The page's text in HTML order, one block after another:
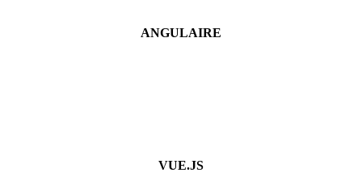
ANGULAIRE
VUE.JS